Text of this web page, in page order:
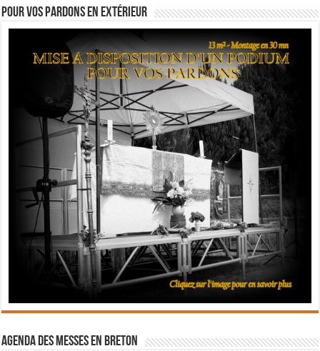
Pour vos pardons en extérieur
Agenda des messes en breton